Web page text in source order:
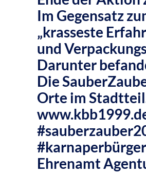
Im Gegensatz
„krasseste
und
Darunter
Die
Orte im
Ehrenamt